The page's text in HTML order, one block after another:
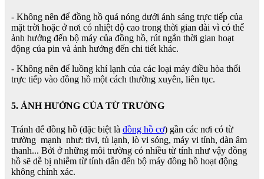
- Không nên để đồng hồ quá nóng dưới ánh sáng trực tiếp của
mặt trời hoặc ở nơi có nhiệt độ cao trong thời gian dài vì có thể
ảnh hưởng đến bộ máy của đồng hồ, rút ngắn thời gian hoạt
động của pin và ảnh hưởng đến chi tiết khác.
- Không nên để luồng khí lạnh của các loại máy điều hòa thổi
trực tiếp vào đồng hồ một cách thường xuyên, liên tục.
5. ẢNH HƯỞNG CỦA TỪ TRƯỜNG
Tránh để đồng hồ (đặc biệt là đồng hồ cơ) gần các nơi có từ
trường mạnh như: tivi, tủ lạnh, lò vi sóng, máy vi tính, dàn âm
thanh... Bởi ở những môi trường có nhiều từ tính như vậy đồng
hồ sẽ dễ bị nhiễm từ tính dẫn đến bộ máy đồng hồ hoạt động
không chính xác.